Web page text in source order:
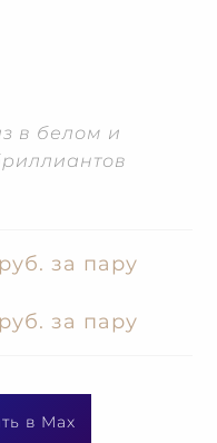
в белом и
за пару
за пару
в Max